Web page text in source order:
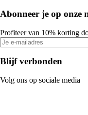
Abonneer je op onze
Profiteer van 10% korting
Blijf verbonden
Volg ons op sociale media